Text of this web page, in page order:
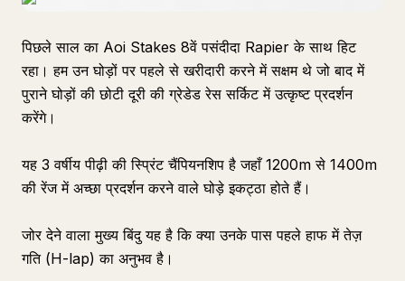
पिछले साल का Aoi Stakes 8वें पसंदीदा Rapier के साथ हिट
रहा। हम उन घोड़ों पर पहले से खरीदारी करने में सक्षम थे जो बाद में
पुराने घोड़ों की छोटी दूरी की ग्रेडेड रेस सर्किट में उत्कृष्ट प्रदर्शन
करेंगे।
यह 3 वर्षीय पीढ़ी की स्प्रिंट चैंपियनशिप है जहाँ 1200m से 1400m
की रेंज में अच्छा प्रदर्शन करने वाले घोड़े इकट्ठा होते हैं।
जोर देने वाला मुख्य बिंदु यह है कि क्या उनके पास पहले हाफ में तेज़
गति (H-lap) का अनुभव है।